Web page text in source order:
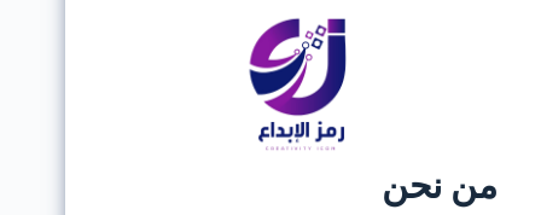
من نحن